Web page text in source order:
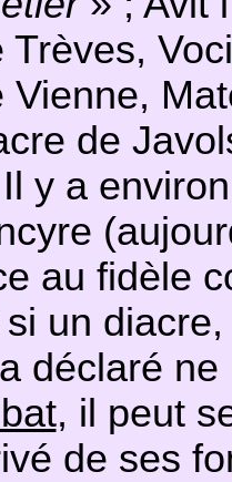
Trèves,
Vienne,
de
y a
au fidèle
un
déclaré
, il peut
de ses